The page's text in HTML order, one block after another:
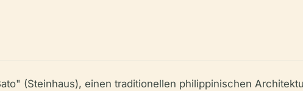
(Steinhaus), einen traditionellen philippinischen